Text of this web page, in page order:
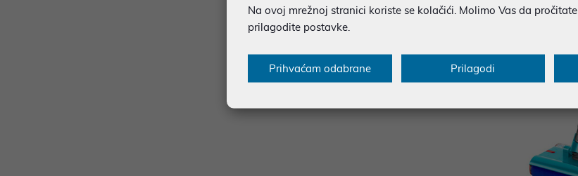
Na ovoj mrežnoj stranici koriste se kolačići. Molimo Vas da pročitate
prilagodite postavke.
Prihvaćam odabrane Prilagodi